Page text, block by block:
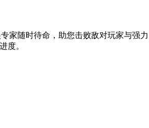
家随时待命，助您击败敌对玩家与强
度。